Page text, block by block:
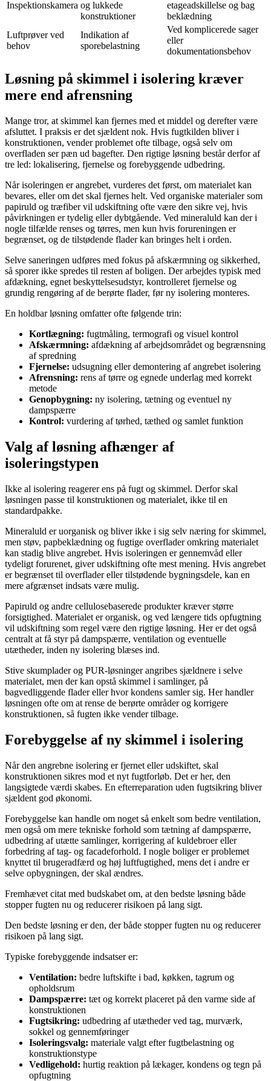
Inspektionskamera og lukkede
konstruktioner
etageadskillelse og bag
beklædning
Luftprøver ved
behov
Indikation af
sporebelastning
Ved komplicerede sager
eller
dokumentationsbehov
Løsning på skimmel i isolering kræver
mere end afrensning
Mange tror, at skimmel kan fjernes med et middel og derefter være
afsluttet. I praksis er det sjældent nok. Hvis fugtkilden bliver i
konstruktionen, vender problemet ofte tilbage, også selv om
overfladen ser pæn ud bagefter. Den rigtige løsning består derfor af
tre led: lokalisering, fjernelse og forebyggende udbedring.
Når isoleringen er angrebet, vurderes det først, om materialet kan
bevares, eller om det skal fjernes helt. Ved organiske materialer som
papiruld og træfiber vil udskiftning ofte være den sikre vej, hvis
påvirkningen er tydelig eller dybtgående. Ved mineraluld kan der i
nogle tilfælde renses og tørres, men kun hvis forureningen er
begrænset, og de tilstødende flader kan bringes helt i orden.
Selve saneringen udføres med fokus på afskærmning og sikkerhed,
så sporer ikke spredes til resten af boligen. Der arbejdes typisk med
afdækning, egnet beskyttelsesudstyr, kontrolleret fjernelse og
grundig rengøring af de berørte flader, før ny isolering monteres.
En holdbar løsning omfatter ofte følgende trin:
Kortlægning: fugtmåling, termografi og visuel kontrol
Afskærmning: afdækning af arbejdsområdet og begrænsning
af spredning
Fjernelse: udsugning eller demontering af angrebet isolering
Afrensning: rens af tørre og egnede underlag med korrekt
metode
Genopbygning: ny isolering, tætning og eventuel ny
dampspærre
Kontrol: vurdering af tørhed, tæthed og samlet funktion
Valg af løsning afhænger af
isoleringstypen
Ikke al isolering reagerer ens på fugt og skimmel. Derfor skal
løsningen passe til konstruktionen og materialet, ikke til en
standardpakke.
Mineraluld er uorganisk og bliver ikke i sig selv næring for skimmel,
men støv, papbeklædning og fugtige overflader omkring materialet
kan stadig blive angrebet. Hvis isoleringen er gennemvåd eller
tydeligt forurenet, giver udskiftning ofte mest mening. Hvis angrebet
er begrænset til overflader eller tilstødende bygningsdele, kan en
mere afgrænset indsats være mulig.
Papiruld og andre cellulosebaserede produkter kræver større
forsigtighed. Materialet er organisk, og ved længere tids opfugtning
vil udskiftning som regel være den rigtige løsning. Her er det også
centralt at få styr på dampspærre, ventilation og eventuelle
utætheder, inden ny isolering blæses ind.
Stive skumplader og PUR-løsninger angribes sjældnere i selve
materialet, men der kan opstå skimmel i samlinger, på
bagvedliggende flader eller hvor kondens samler sig. Her handler
løsningen ofte om at rense de berørte områder og korrigere
konstruktionen, så fugten ikke vender tilbage.
Forebyggelse af ny skimmel i isolering
Når den angrebne isolering er fjernet eller udskiftet, skal
konstruktionen sikres mod et nyt fugtforløb. Det er her, den
langsigtede værdi skabes. En efterreparation uden fugtsikring bliver
sjældent god økonomi.
Forebyggelse kan handle om noget så enkelt som bedre ventilation,
men også om mere tekniske forhold som tætning af dampspærre,
udbedring af utætte samlinger, korrigering af kuldebroer eller
forbedring af tag- og facadeforhold. I nogle boliger er problemet
knyttet til brugeradfærd og høj luftfugtighed, mens det i andre er
selve opbygningen, der skal ændres.
Fremhævet citat med budskabet om, at den bedste løsning både
stopper fugten nu og reducerer risikoen på lang sigt.
Den bedste løsning er den, der både stopper fugten nu og reducerer
risikoen på lang sigt.
Typiske forebyggende indsatser er:
Ventilation: bedre luftskifte i bad, køkken, tagrum og
opholdsrum
Dampspærre: tæt og korrekt placeret på den varme side af
konstruktionen
Fugtsikring: udbedring af utætheder ved tag, murværk,
sokkel og gennemføringer
Isoleringsvalg: materiale valgt efter fugtbelastning og
konstruktionstype
Vedligehold: hurtig reaktion på lækager, kondens og tegn på
opfugtning